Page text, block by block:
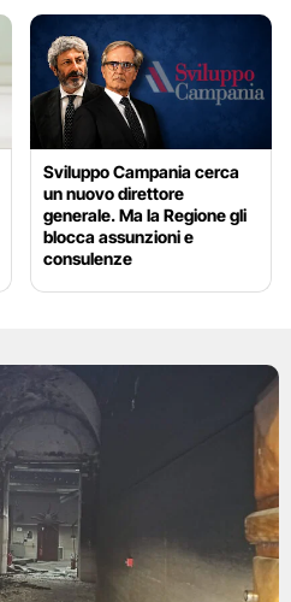
Sviluppo Campania cerca
un nuovo direttore
generale. Ma la Regione gli
blocca assunzioni e
consulenze